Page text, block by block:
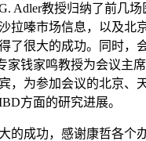
Adler教授归纳了前几场
拉嗪市场信息，以及北
了很大的成功。同时，
家钱家鸣教授为会议主
，为参加会议的北京、
方面的研究进展。
的成功，感谢康哲各个